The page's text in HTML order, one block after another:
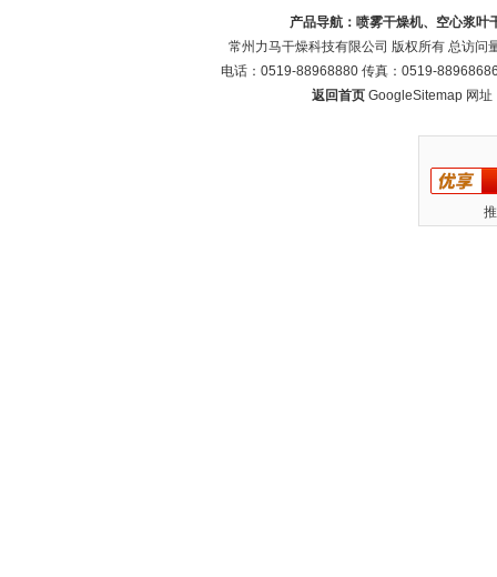
产品导航： 喷雾干燥机、空心浆叶
常州力马干燥科技有限公司 版权所有 总访问
电话：0519-88968880 传真：0519-
返回首页 GoogleSitemap 网